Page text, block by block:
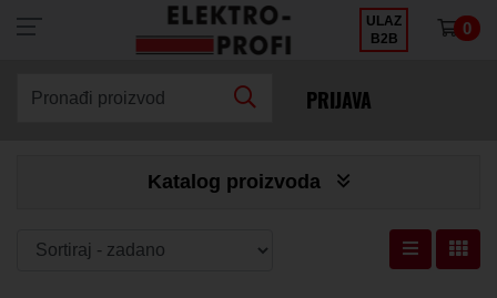
×
ULAZ
B2B
0
Pronađi proizvod PRIJAVA
Katalog proizvoda